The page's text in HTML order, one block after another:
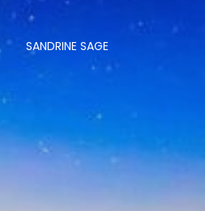
SANDRINE SAGE